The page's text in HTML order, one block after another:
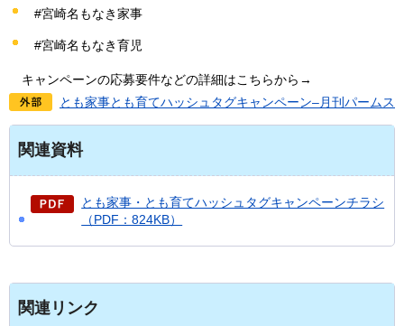
#宮崎名もなき家事
#宮崎名もなき育児
キャンペーンの応募要件などの詳細はこちらから→
とも家事とも育てハッシュタグキャンペーン–月刊パームス
関連資料
とも家事・とも育てハッシュタグキャンペーンチラシ
（PDF：824KB）
関連リンク